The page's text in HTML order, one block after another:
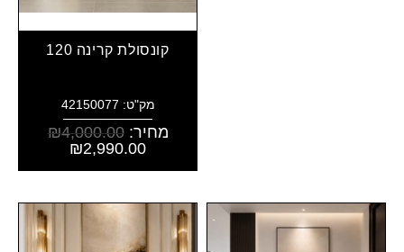
קונסולת קרינה 120
מק"ט: 42150077
מחיר: ₪4,000.00
₪2,990.00